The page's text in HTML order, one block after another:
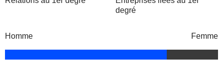
degré
Homme Femme